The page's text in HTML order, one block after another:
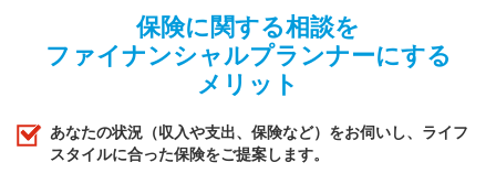
保険に関する相談を
ファイナンシャルプランナーにする
メリット
あなたの状況（収入や支出、保険など）をお伺いし、ライフ
スタイルに合った保険をご提案します。